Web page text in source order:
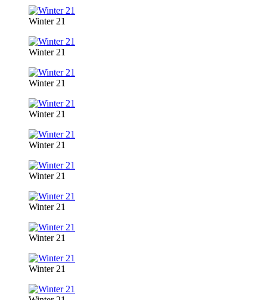
Winter 21
Winter 21
Winter 21
Winter 21
Winter 21
Winter 21
Winter 21
Winter 21
Winter 21